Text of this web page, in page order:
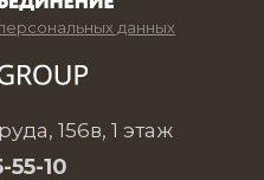
данных
156в, 1 этаж
55-10